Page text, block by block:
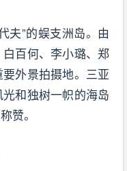
夫”的蜈支洲岛。由
百何、李小璐、郑
外景拍摄地。三亚
和独树一帜的海岛
赞。